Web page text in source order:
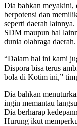
Dia bahkan meyakini,
berpotensi dan
seperti daerah
SDM maupun hal
dunia olahraga daerah.
“Dalam hal ini kami
Dispora bisa terus
bola di Kotim ini,”
Dia bahkan
ingin memantau
Dia berharap
Hurung ikut